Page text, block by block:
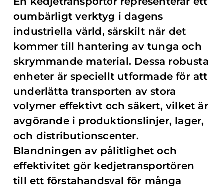
oumbärligt verktyg i dagens
industriella värld, särskilt när det
kommer till hantering av tunga och
skrymmande material. Dessa robusta
enheter är speciellt utformade för att
underlätta transporten av stora
volymer effektivt och säkert, vilket är
avgörande i produktionslinjer, lager,
och distributionscenter.
Blandningen av pålitlighet och
effektivitet gör kedjetransportören
till ett förstahandsval för många